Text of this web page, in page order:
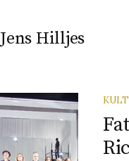
Jens Hilljes